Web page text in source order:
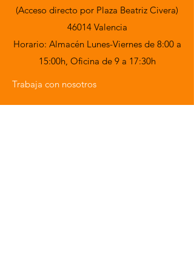
(Acceso directo por Plaza Beatriz Civera)
46014 Valencia
Horario: Almacén Lunes-Viernes de 8:00 a
15:00h, Oficina de 9 a 17:30h
Trabaja con nosotros